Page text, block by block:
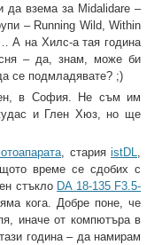
взема за Midalidare –
– Running Wild, Within
А на Хилс-а тая година
– да, знам, може би
се подмладявате? ;)
в София. Не съм им
и Глен Хюз, но ще
, старияistDL,
време се сдобих с
стъкло DA 18-135 F3.5-
кога. Добре поне, че
иначе от компютъра в
година – да намирам